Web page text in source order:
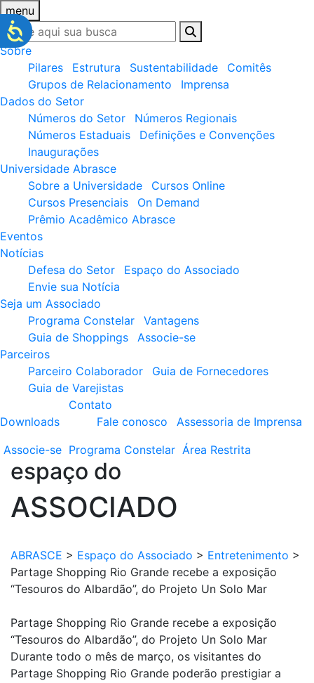
menu
Sobre
Pilares
Estrutura Sustentabilidade
Comitês
Grupos de Relacionamento
Imprensa
Dados do Setor
Números do Setor
Números Regionais
Números Estaduais
Definições e Convenções
Inaugurações
Universidade Abrasce
Sobre a Universidade
Cursos Online
Cursos Presenciais
On Demand
Prêmio Acadêmico Abrasce
Eventos
Notícias
Defesa do Setor
Espaço do Associado
Envie sua Notícia
Seja um Associado
Programa Constelar
Vantagens
Guia de Shoppings
Associe-se
Parceiros
Parceiro Colaborador
Guia de Fornecedores
Guia de Varejistas
Downloads
Contato
Fale conosco
Assessoria de Imprensa
Associe-se Programa Constelar Área Restrita
espaço do
ASSOCIADO
ABRASCE > Espaço do Associado > Entretenimento >
Partage Shopping Rio Grande recebe a exposição
“Tesouros do Albardão”, do Projeto Un Solo Mar
Partage Shopping Rio Grande recebe a exposição
“Tesouros do Albardão”, do Projeto Un Solo Mar
Durante todo o mês de março, os visitantes do
Partage Shopping Rio Grande poderão prestigiar a